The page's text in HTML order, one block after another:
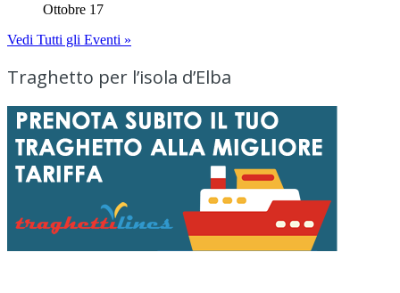
Ottobre 17
Vedi Tutti gli Eventi »
Traghetto per l’isola d’Elba